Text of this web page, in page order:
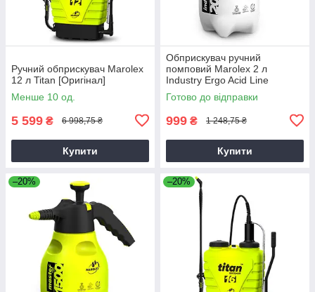
Ручний обприскувач Marolex
12 л Titan [Оригінал]
Менше 10 од.
5 599 ₴ 6 998,75 ₴
Купити
Обприскувач ручний
помповий Marolex 2 л
Industry Ergo Acid Line
[Оригінал]
Готово до відправки
999 ₴ 1 248,75 ₴
Купити
–20% –20%